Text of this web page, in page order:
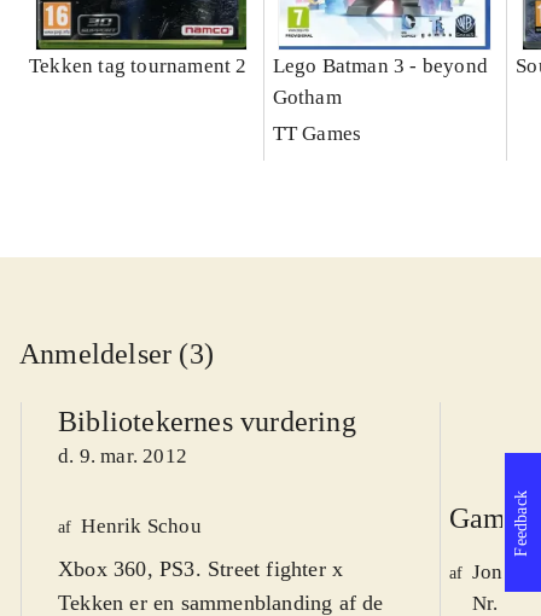
Tekken tag tournament 2
Lego Batman 3 - beyond
Gotham
TT Games
Anmeldelser (3)
Bibliotekernes vurdering
d. 9. mar. 2012
af Henrik Schou
Xbox 360, PS3. Street fighter x
Tekken er en sammenblanding af de
Game
af Jonas
Nr.
Feedback